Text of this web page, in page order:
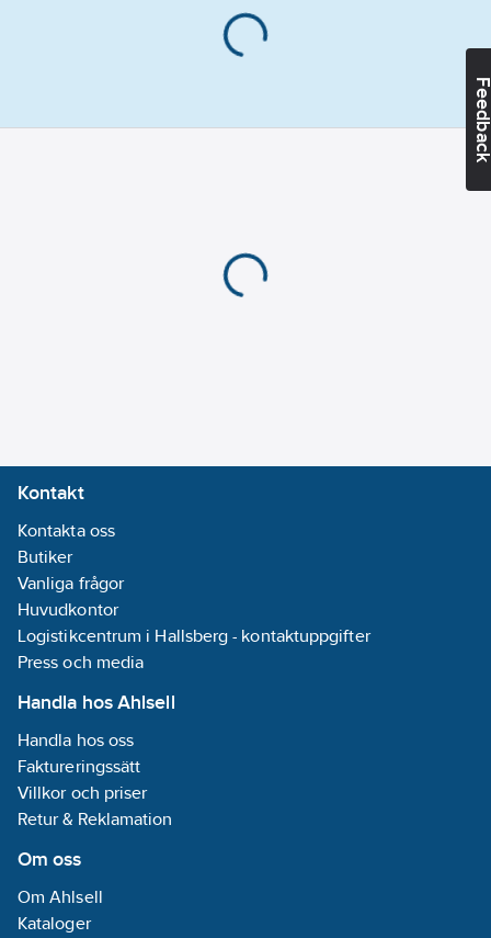
Kontakt
Kontakta oss
Butiker
Vanliga frågor
Huvudkontor
Logistikcentrum i Hallsberg - kontaktuppgifter
Press och media
Handla hos Ahlsell
Handla hos oss
Faktureringssätt
Villkor och priser
Retur & Reklamation
Om oss
Om Ahlsell
Kataloger